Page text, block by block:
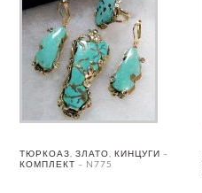
ТЮРКОАЗ, ЗЛАТО, КИНЦУГИ –
КОМПЛЕКТ – N775